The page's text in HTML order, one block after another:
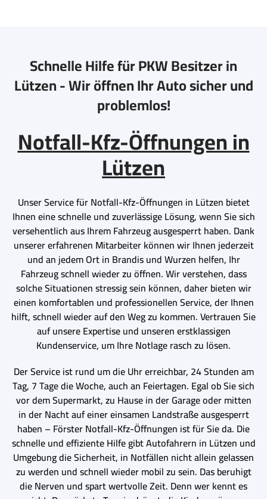
Schnelle Hilfe für PKW Besitzer in
Lützen - Wir öffnen Ihr Auto sicher und
problemlos!
Notfall-Kfz-Öffnungen in
Lützen
Unser Service für Notfall-Kfz-Öffnungen in Lützen bietet
Ihnen eine schnelle und zuverlässige Lösung, wenn Sie sich
versehentlich aus Ihrem Fahrzeug ausgesperrt haben. Dank
unserer erfahrenen Mitarbeiter können wir Ihnen jederzeit
und an jedem Ort in Brandis und Wurzen helfen, Ihr
Fahrzeug schnell wieder zu öffnen. Wir verstehen, dass
solche Situationen stressig sein können, daher bieten wir
einen komfortablen und professionellen Service, der Ihnen
hilft, schnell wieder auf den Weg zu kommen. Vertrauen Sie
auf unsere Expertise und unseren erstklassigen
Kundenservice, um Ihre Notlage rasch zu lösen.
Der Service ist rund um die Uhr erreichbar, 24 Stunden am
Tag, 7 Tage die Woche, auch an Feiertagen. Egal ob Sie sich
vor dem Supermarkt, zu Hause in der Garage oder mitten
in der Nacht auf einer einsamen Landstraße ausgesperrt
haben – Förster Notfall-Kfz-Öffnungen ist für Sie da. Die
schnelle und effiziente Hilfe gibt Autofahrern in Lützen und
Umgebung die Sicherheit, in Notfällen nicht allein gelassen
zu werden und schnell wieder mobil zu sein. Das beruhigt
die Nerven und spart wertvolle Zeit. Denn wer kennt es